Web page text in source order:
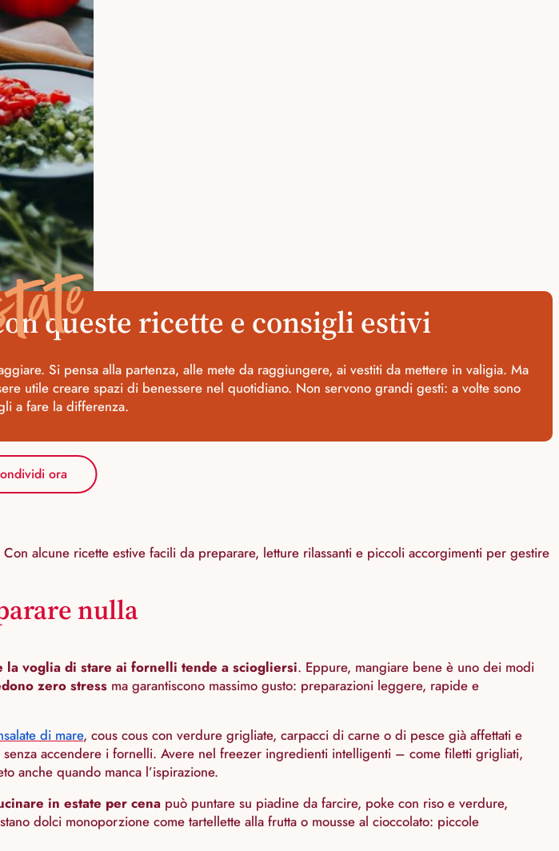
queste ricette e consigli estivi
Si pensa alla partenza, alle mete da raggiungere, ai vestiti da mettere in valigia. Ma
utile creare spazi di benessere nel quotidiano. Non servono grandi gesti: a volte sono
a fare la differenza.
ora
alcune ricette estive facili da preparare, letture rilassanti e piccoli accorgimenti per gestire
nulla
la voglia di stare ai fornelli tende a sciogliersi. Eppure, mangiare bene è uno dei modi
zero stress ma garantiscono massimo gusto: preparazioni leggere, rapide e
di mare, cous cous con verdure grigliate, carpacci di carne o di pesce già affettati e
senza accendere i fornelli. Avere nel freezer ingredienti intelligenti – come filetti grigliati,
anche quando manca l’ispirazione.
in estate per cena può puntare su piadine da farcire, poke con riso e verdure,
dolci monoporzione come tartellette alla frutta o mousse al cioccolato: piccole